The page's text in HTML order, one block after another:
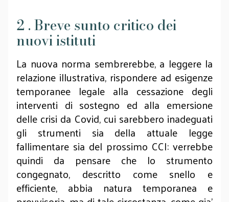
2 . Breve sunto critico dei
nuovi istituti
La nuova norma sembrerebbe, a leggere la
relazione illustrativa, rispondere ad esigenze
temporanee legale alla cessazione degli
interventi di sostegno ed alla emersione
delle crisi da Covid, cui sarebbero inadeguati
gli strumenti sia della attuale legge
fallimentare sia del prossimo CCI: verrebbe
quindi da pensare che lo strumento
congegnato, descritto come snello e
efficiente, abbia natura temporanea e